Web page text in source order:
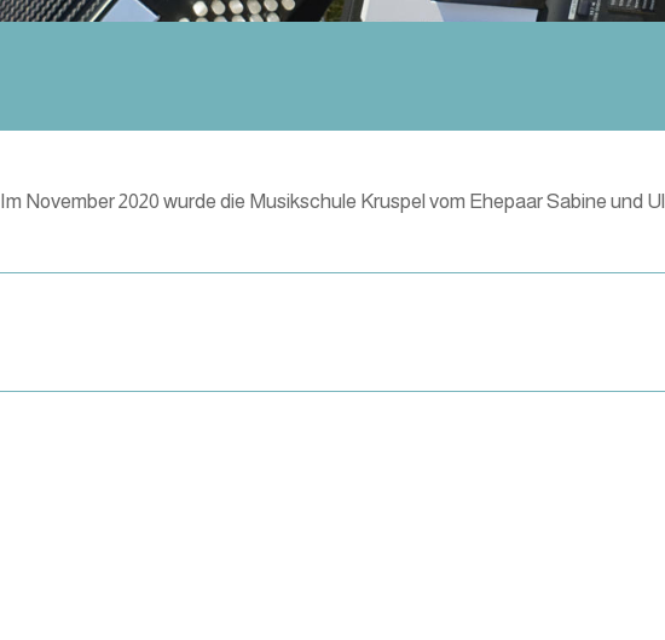
Im November 2020 wurde die Musikschule Kruspel vom Ehepaar Sabine und